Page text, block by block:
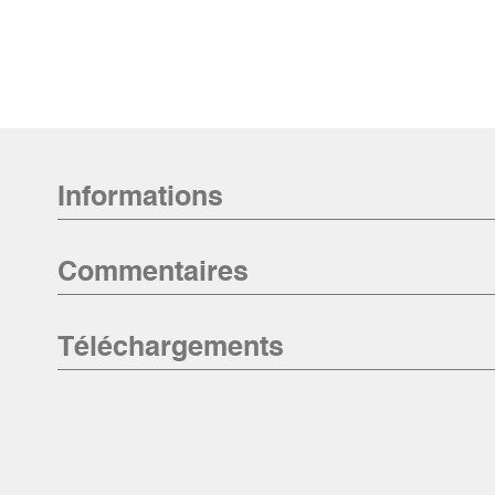
Informations
Commentaires
Téléchargements